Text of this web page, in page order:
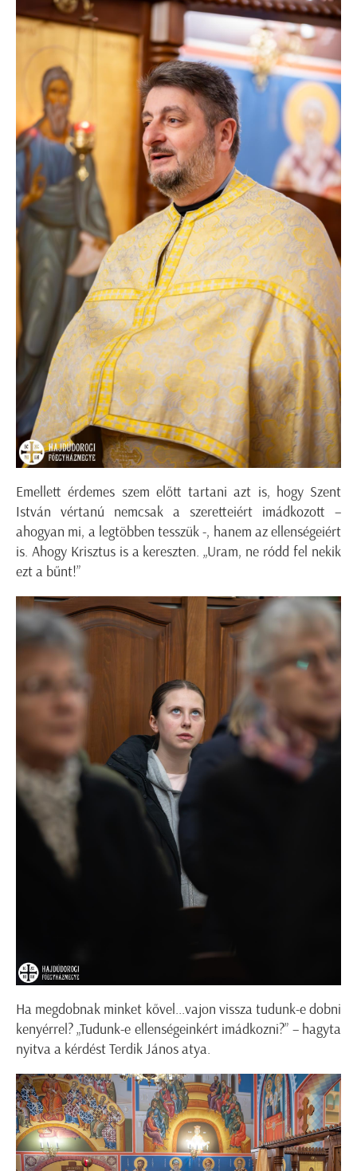
Emellett érdemes szem előtt tartani azt is, hogy Szent
István vértanú nemcsak a szeretteiért imádkozott –
ahogyan mi, a legtöbben tesszük -, hanem az ellenségeiért
is. Ahogy Krisztus is a kereszten. „Uram, ne ródd fel nekik
ezt a bűnt!”
Ha megdobnak minket kővel...vajon vissza tudunk-e dobni
kenyérrel? „Tudunk-e ellenségeinkért imádkozni?” – hagyta
nyitva a kérdést Terdik János atya.